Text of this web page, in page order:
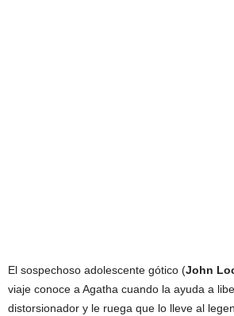
El sospechoso adolescente gótico (John
viaje conoce a Agatha cuando la ayuda a
distorsionador y le ruega que lo lleve al